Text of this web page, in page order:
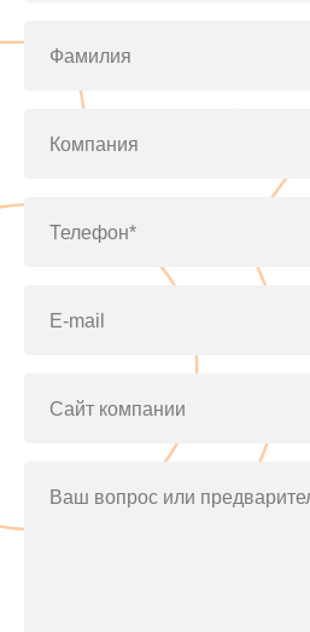
Фамилия
Компания
Телефон*
E-mail
Сайт компании
Ваш вопрос или